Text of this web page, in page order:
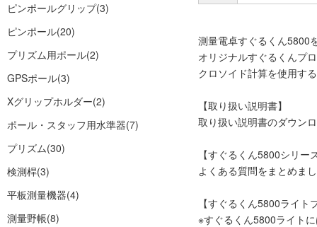
ピンポールグリップ(3)
ピンポール(20)
プリズム用ポール(2)
GPSポール(3)
Xグリップホルダー(2)
ポール・スタッフ用水準器(7)
プリズム(30)
検測桿(3)
平板測量機器(4)
測量野帳(8)
測量電卓すぐるくん5800
オリジナルすぐるくんプ
クロソイド計算を使用す
【取り扱い説明書】
取り扱い説明書のダウン
【すぐるくん5800シリー
よくある質問をまとめま
【すぐるくん5800ライト
※すぐるくん5800ライト